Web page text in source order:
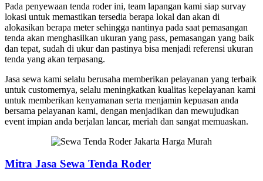
Pada penyewaan tenda roder ini, team lapangan kami siap survay
lokasi untuk memastikan tersedia berapa lokal dan akan di
alokasikan berapa meter sehingga nantinya pada saat pemasangan
tenda akan menghasilkan ukuran yang pass, pemasangan yang baik
dan tepat, sudah di ukur dan pastinya bisa menjadi referensi ukuran
tenda yang akan terpasang.
Jasa sewa kami selalu berusaha memberikan pelayanan yang terbaik
untuk customernya, selalu meningkatkan kualitas kepelayanan kami
untuk memberikan kenyamanan serta menjamin kepuasan anda
bersama pelayanan kami, dengan menjadikan dan mewujudkan
event impian anda berjalan lancar, meriah dan sangat memuaskan.
Mitra Jasa Sewa Tenda Roder